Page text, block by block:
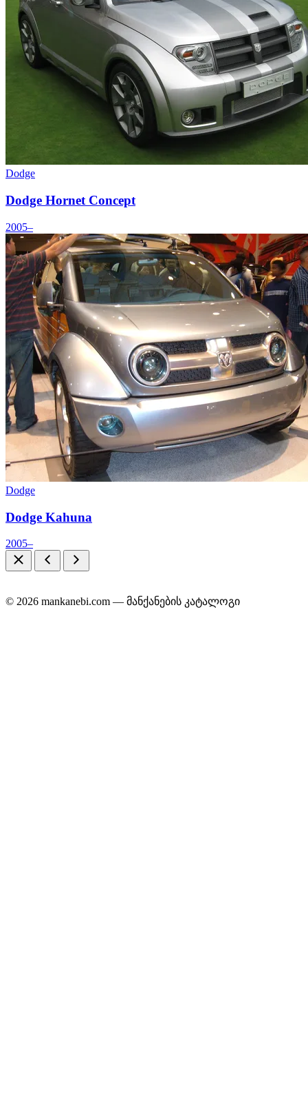
Dodge
Dodge Hornet Concept
2005–
Dodge
Dodge Kahuna
2005–
© 2026 mankanebi.com — მანქანების კატალოგი